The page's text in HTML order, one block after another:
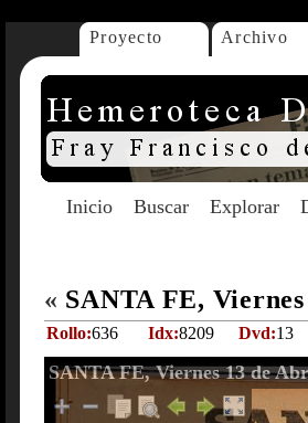
Proyecto Archivo
Inicio Buscar Explorar
« SANTA FE,
Rollo:636 Idx:8209 Dvd:13
SANTA FE, Viernes 13 de